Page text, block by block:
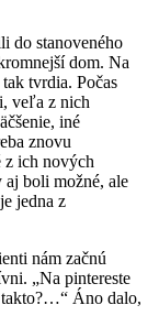
do stanoveného
dom. Na
tvrdia. Počas
veľa z nich
iné
znovu
z ich nových
boli možné, ale
jedna z
nám začnú
„Na pintereste
takto?…“ Áno dalo,